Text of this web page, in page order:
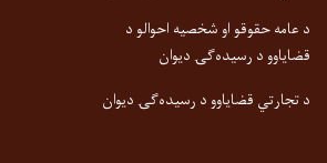
د عامه حقوقو او شخصیه احوالو د
قضایاوو د رسیده‌ګۍ دیوان
د تجارتي قضایاوو د رسیده‌ګۍ دیوان